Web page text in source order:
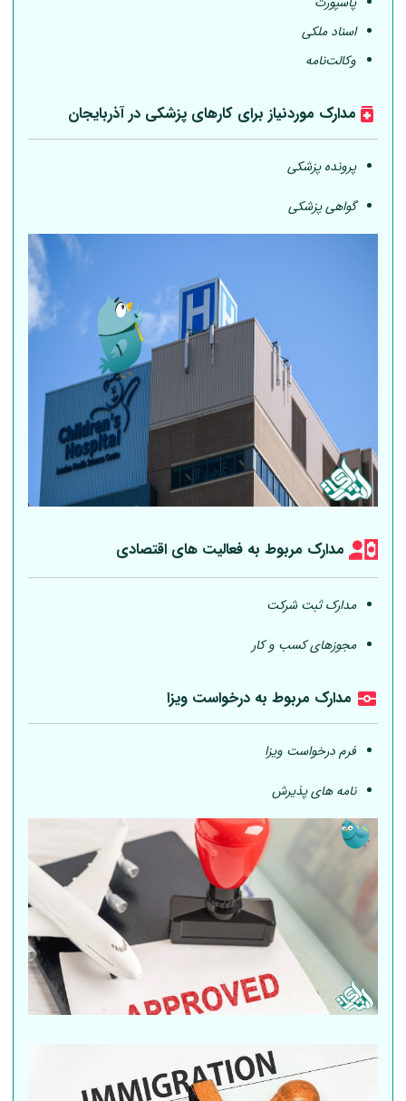
اسناد ملکی
وکالت‌نامه
مدارک موردنیاز برای کارهای پزشکی در آذربایجان
پرونده پزشکی
گواهی پزشکی
مدارک مربوط به فعالیت های اقتصادی
مدارک ثبت شرکت
مجوزهای کسب و کار
مدارک مربوط به درخواست ویزا
فرم درخواست ویزا
نامه های پذیرش